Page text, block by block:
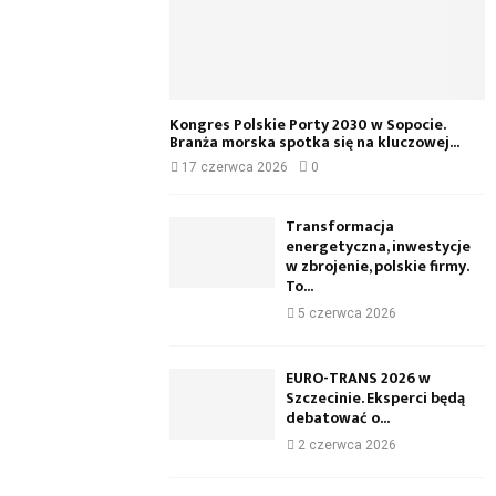
Kongres Polskie Porty 2030 w Sopocie.
Branża morska spotka się na kluczowej...
17 czerwca 2026 0
Transformacja
energetyczna, inwestycje
w zbrojenie, polskie firmy.
To...
5 czerwca 2026
EURO-TRANS 2026 w
Szczecinie. Eksperci będą
debatować o...
2 czerwca 2026